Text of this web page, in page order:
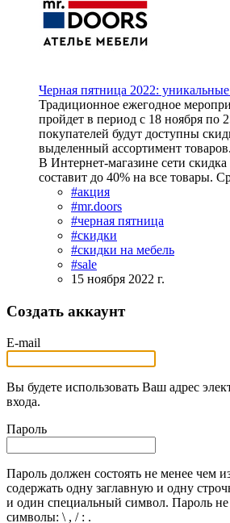
Черная пятница 2022:
Традиционное ежегодное
пройдет в период с 18 ноября по
покупателей будут доступны
выделенный ассортимент товаров.
В Интернет-магазине сети скидка
составит до 40% на все товары.
#акция
#mr.doors
#черная пятница
#скидки
#скидки на мебель
#sale
15 ноября 2022 г.
Создать аккаунт
E-mail
Вы будете использовать Ваш адрес
входа.
Пароль
Пароль должен состоять не менее чем
содержать одну заглавную и одну
и один специальный символ. Пароль
символы: \ , / : .